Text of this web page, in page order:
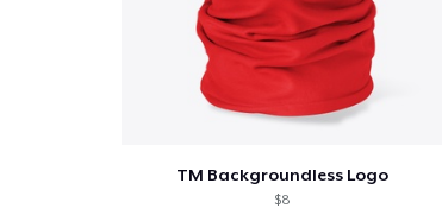
TM Backgroundless Logo
$8